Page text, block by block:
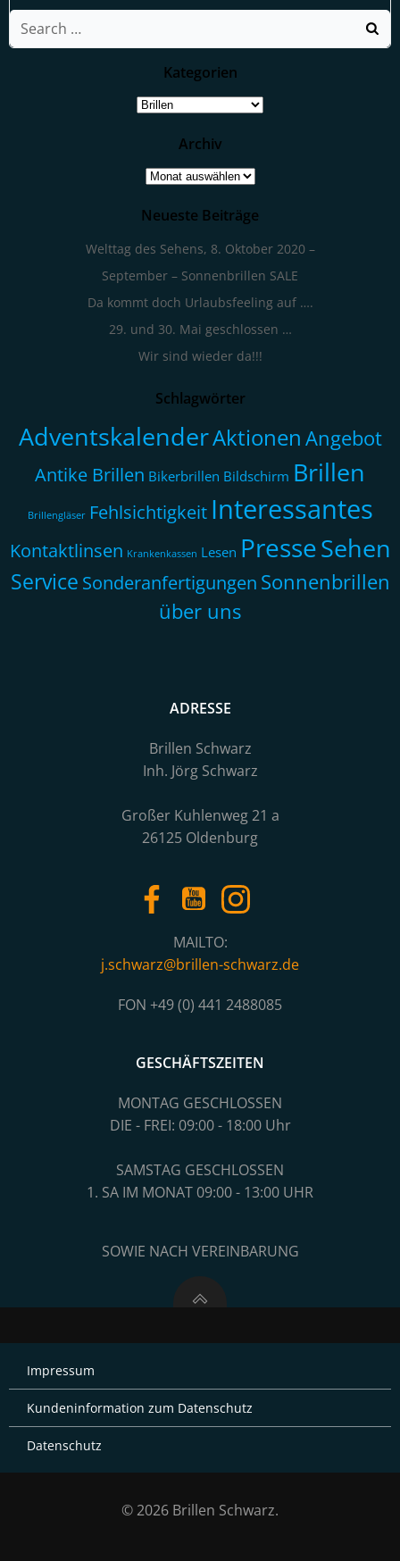
Search
for:
Kategorien
Kategorien
Archiv
Archiv
Neueste Beiträge
Welttag des Sehens, 8. Oktober 2020 –
September – Sonnenbrillen SALE
Da kommt doch Urlaubsfeeling auf ….
29. und 30. Mai geschlossen …
Wir sind wieder da!!!
Schlagwörter
AdventskalenderAktionenAngebot
Antike Brillen Bikerbrillen Bildschirm Brillen
Brillengläser Fehlsichtigkeit Interessantes
Kontaktlinsen Krankenkassen Lesen PresseSehen
Service Sonderanfertigungen Sonnenbrillen
über uns
ADRESSE
Brillen Schwarz
Inh. Jörg Schwarz
Großer Kuhlenweg 21 a
26125 Oldenburg
MAILTO:
j.schwarz@brillen-schwarz.de
FON +49 (0) 441 2488085
GESCHÄFTSZEITEN
MONTAG GESCHLOSSEN
DIE - FREI: 09:00 - 18:00 Uhr
SAMSTAG GESCHLOSSEN
1. SA IM MONAT 09:00 - 13:00 UHR
SOWIE NACH VEREINBARUNG
Impressum
Kundeninformation zum Datenschutz
Datenschutz
© 2026 Brillen Schwarz.